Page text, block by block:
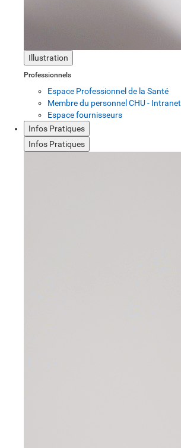
Illustration
Professionnels
Espace Professionnel de la Santé
Membre du personnel CHU - Intranet
Espace fournisseurs
Infos Pratiques
Infos Pratiques